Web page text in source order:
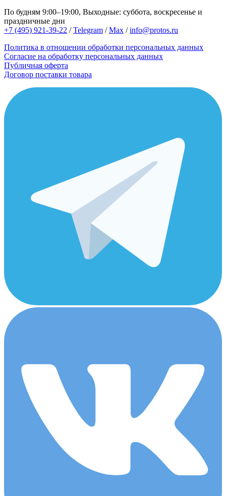
По будням 9:00–19:00, Выходные: суббота, воскресенье и
праздничные дни
+7 (495) 921-39-22 /Telegram /Max /info@protos.ru
Политика в отношении обработки персональных данных
Согласие на обработку персональных данных
Публичная оферта
Договор поставки товара